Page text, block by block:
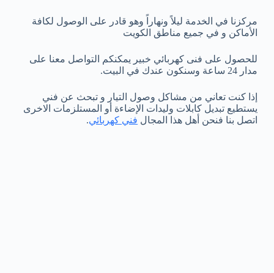
مركزنا في الخدمة ليلاً ونهاراً وهو قادر على الوصول لكافة
الأماكن و في جميع مناطق الكويت
للحصول على فنى كهربائي خبير يمكنكم التواصل معنا على
مدار 24 ساعة وسنكون عندك في البيت.
إذا كنت تعاني من مشاكل وصول التيار و تبحث عن فني
يستطيع تبديل كابلات وليدات الإضاءة أو المستلزمات الاخرى
اتصل بنا فنحن أهل هذا المجال فني كهربائي.